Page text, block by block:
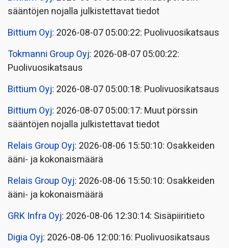
sääntöjen nojalla julkistettavat tiedot
Bittium Oyj: 2026-08-07 05:00:22: Puolivuosikatsaus
Tokmanni Group Oyj: 2026-08-07 05:00:22:
Puolivuosikatsaus
Bittium Oyj: 2026-08-07 05:00:18: Puolivuosikatsaus
Bittium Oyj: 2026-08-07 05:00:17: Muut pörssin
sääntöjen nojalla julkistettavat tiedot
Relais Group Oyj: 2026-08-06 15:50:10: Osakkeiden
ääni- ja kokonaismäärä
Relais Group Oyj: 2026-08-06 15:50:10: Osakkeiden
ääni- ja kokonaismäärä
GRK Infra Oyj: 2026-08-06 12:30:14: Sisäpiiritieto
Digia Oyj: 2026-08-06 12:00:16: Puolivuosikatsaus